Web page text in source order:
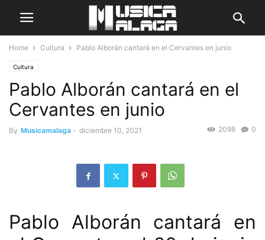
Home Cultura Pablo Alborán cantará en el Cervantes en junio
Cultura
Pablo Alborán cantará en el
Cervantes en junio
By Musicamalaga - diciembre 10, 2021 0
2098
Pablo Alborán cantará en